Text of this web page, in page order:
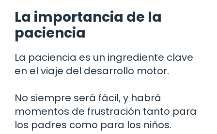
La importancia de la
paciencia
La paciencia es un ingrediente clave
en el viaje del desarrollo motor.
No siempre será fácil, y habrá
momentos de frustración tanto para
los padres como para los niños.